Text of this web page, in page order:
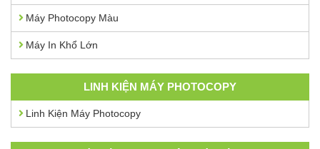
Máy Photocopy Màu
Máy In Khổ Lớn
LINH KIỆN MÁY PHOTOCOPY
Linh Kiện Máy Photocopy